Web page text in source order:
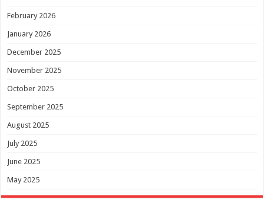
February 2026
January 2026
December 2025
November 2025
October 2025
September 2025
August 2025
July 2025
June 2025
May 2025